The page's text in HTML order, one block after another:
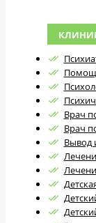
Врач
Врач
Вывод